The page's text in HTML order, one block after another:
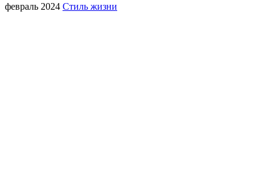
февраль 2024 Стиль жизни